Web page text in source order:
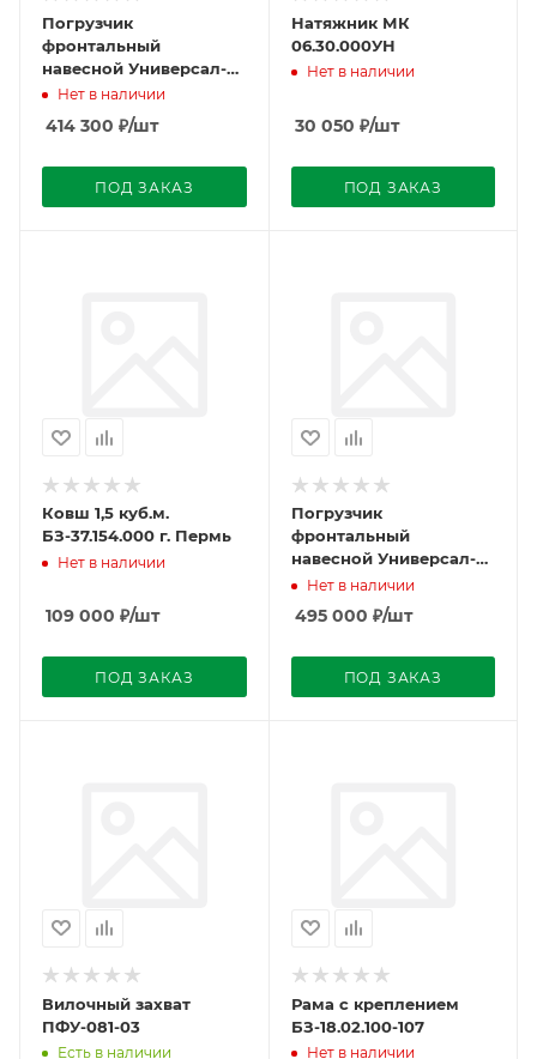
Погрузчик
фронтальный
навесной Универсал-
Premium (с БРС тр.,п/а
БРС РО, с ус.г/ц)
МТЗ-82 г.Пермь б/к
Нет в наличии
414 300 ₽/шт
ПОД ЗАКАЗ
Натяжник МК
06.30.000УН
Нет в наличии
30 050 ₽/шт
ПОД ЗАКАЗ
Ковш 1,5 куб.м.
БЗ-37.154.000 г. Пермь
Нет в наличии
109 000 ₽/шт
ПОД ЗАКАЗ
Погрузчик
фронтальный
навесной Универсал-
Premium (с БРС тр.,
БРС РО, с джойс. упр)
МТЗ-1221 г.Пермь
Нет в наличии
495 000 ₽/шт
ПОД ЗАКАЗ
Вилочный захват
ПФУ-081-03
Есть в наличии
Рама с креплением
БЗ-18.02.100-107
Нет в наличии